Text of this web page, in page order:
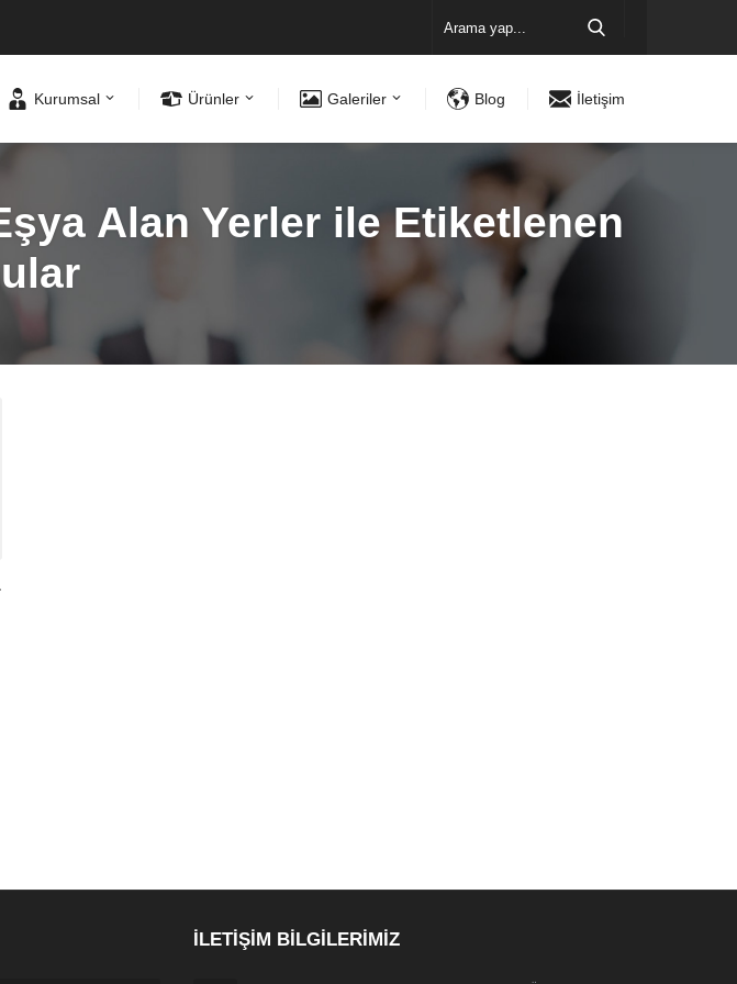
Kurumsal Ürünler Galeriler Blog İletişim
Alan Yerler ile Etiketlenen
İLETİŞİM BİLGİLERİMİZ